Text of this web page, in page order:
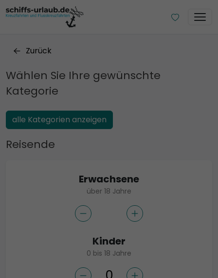
Zurück
Wählen Sie Ihre gewünschte
Kategorie
alle Kategorien anzeigen
Reisende
Erwachsene
über 18 Jahre
Kinder
0 bis 18 Jahre